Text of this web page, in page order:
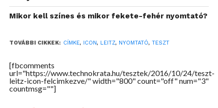
futár meghozta a terméket, tehát még én sem
voltam teljesen képben, így gyakorlatilag a gyártón
Valószínűleg az alcím már sejteti, hogy az eszköz
első beállítása nem volt túlságosan bonyolult. Azt
már tudtam, hogy WiFi képes eszközről van, így az
Mikor kell színes és mikor fekete-fehér nyomtató?
TOVÁBBI CIKKEK: CÍMKE, ICON, LEITZ, NYOMTATÓ, TESZT
[fbcomments
url="https://www.technokrata.hu/tesztek/2016/10/24/teszt-
leitz-icon-felcimkezve/" width="800" count="off" num="3"
countmsg=""]